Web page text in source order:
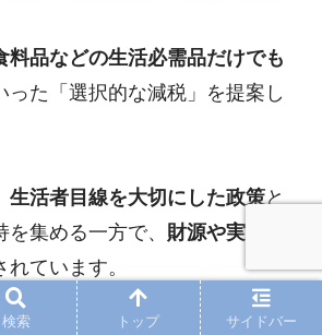
料品などの生活必需品だけでも
った「選択的な減税」を提案し
生活者目線を大切にした政策と
集める一方で、 財源や実行力
れています。
検索 トップ サイドバー